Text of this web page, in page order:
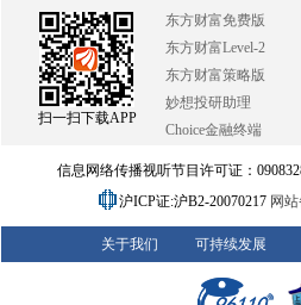
扫一扫下载APP
东方财富免费版
东方财富Level-2
东方财富策略版
妙想投研助理
Choice金融终端
信息网络传播视听节目许可证：
沪ICP证:沪B2-20070217 网
关于我们 可持续发展